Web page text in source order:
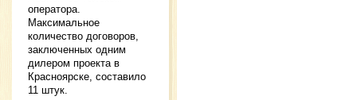
оператора.
Максимальное
количество договоров,
заключенных одним
дилером проекта в
Красноярске, составило
11 штук.